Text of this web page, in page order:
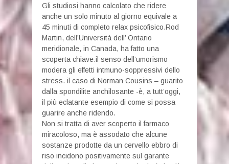
Gli studiosi hanno calcolato che ridere
anche un solo minuto al giorno equivale a
45 minuti di completo relax psicofisico.Rod
Martin, dell’Università dell’ Ontario
meridionale, in Canada, ha fatto una
scoperta chiave:il senso dell’umorismo
modera gli effetti intmuno-soppressivi dello
stress. il caso di Norman Cousins – guarito
dalla spondilite anchilosante -è, a tutt’oggi,
il più eclatante esempio di come si possa
guarire anche ridendo.
Non si tratta di aver scoperto il farmaco
miracoloso, ma è assodato che alcune
sostanze prodotte da un cervello ebbro di
riso incidono positivamente sul garante